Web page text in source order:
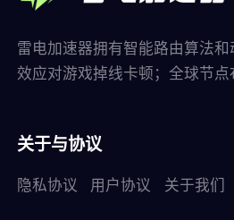
雷电加速器拥有智能路由算法
效应对游戏掉线卡顿；全球节
关于与协议
隐私协议 用户协议 关于我们